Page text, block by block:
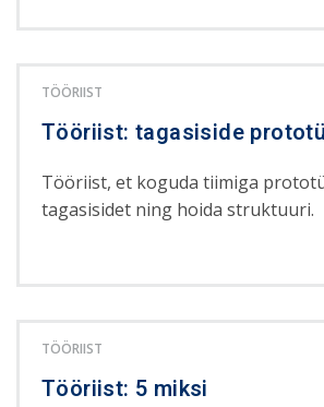
TÖÖRIIST
Tööriist: tagasiside
Tööriist, et koguda tiimiga
tagasisidet ning hoida struktuuri.
TÖÖRIIST
Tööriist: 5 miksi